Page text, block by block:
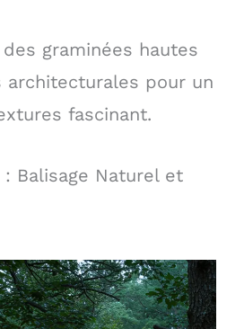
graminées hautes
architecturales pour un
fascinant.
: Balisage Naturel et